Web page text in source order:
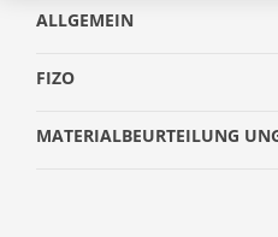
ALLGEMEIN
FIZO
MATERIALBEURTEILUNG